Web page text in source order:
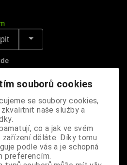
náramek ve stříbrno-
provedení, zapínání na
souborů cookies
se soubory cookies,
naše služby a
co a jak ve svém
zařízení děláte. Díky tomu
podle vás a je schopná
preferencím.